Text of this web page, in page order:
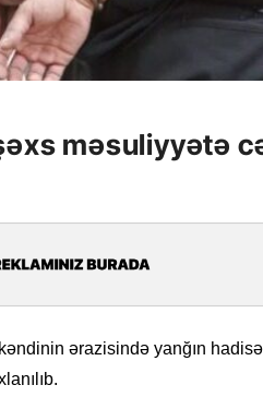
məsuliyyətə
ərazisində yanğın